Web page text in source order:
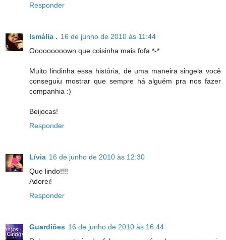
Responder
Ismália . 16 de junho de 2010 às 11:44
Ooooooooown que coisinha mais fofa *-*
Muito lindinha essa história, de uma maneira singela você
conseguiu mostrar que sempre há alguém pra nos fazer
companhia :)
Beijocas!
Responder
Lívia 16 de junho de 2010 às 12:30
Que lindo!!!!
Adorei!
Responder
Guardiões 16 de junho de 2010 às 16:44